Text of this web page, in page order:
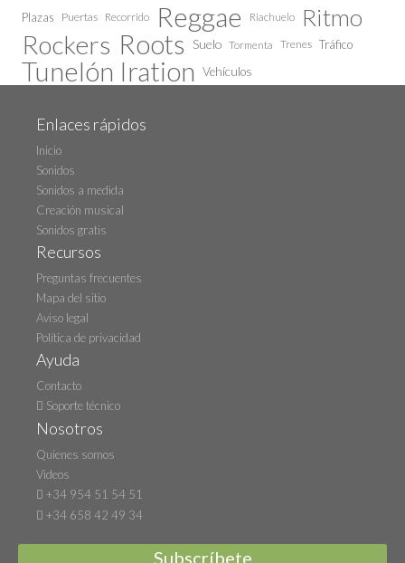
Plazas Puertas Recorrido Reggae Riachuelo Ritmo
Rockers Roots Suelo Tormenta Trenes Tráfico
Tunelón Iration Vehículos
Enlaces rápidos
Inicio
Sonidos
Sonidos a medida
Creación musical
Sonidos gratis
Recursos
Preguntas frecuentes
Mapa del sitio
Aviso legal
Política de privacidad
Ayuda
Contacto
Soporte técnico
Nosotros
Quienes somos
Videos
+34 954 51 54 51
+34 658 42 49 34
Subscríbete